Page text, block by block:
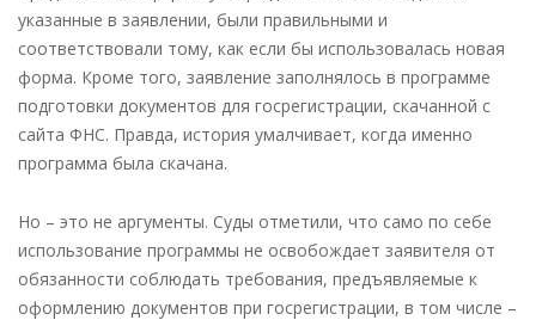
указанные в заявлении, были правильными и
соответствовали тому, как если бы использовалась новая
форма. Кроме того, заявление заполнялось в программе
подготовки документов для госрегистрации, скачанной с
сайта ФНС. Правда, история умалчивает, когда именно
программа была скачана.
Но – это не аргументы. Суды отметили, что само по себе
использование программы не освобождает заявителя от
обязанности соблюдать требования, предъявляемые к
оформлению документов при госрегистрации, в том числе –